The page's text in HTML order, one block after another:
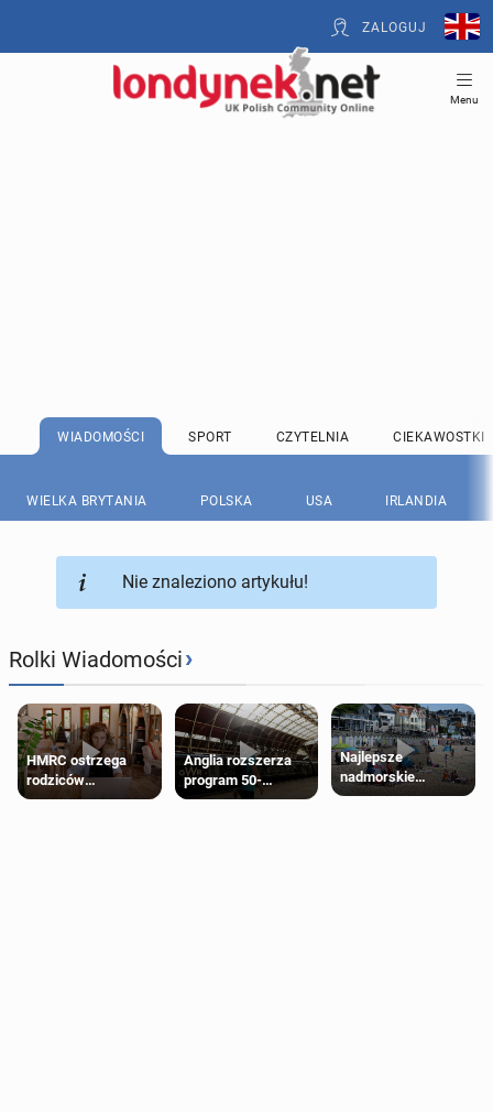
ZALOGUJ
Menu
WIADOMOŚCI SPORT CZYTELNIA CIEKAWOSTKI
WIELKA BRYTANIA POLSKA USA IRLANDIA
Nie znaleziono artykułu!
Rolki Wiadomości›
HMRC ostrzega
rodziców
pobierających Child
Anglia rozszerza
program 50-
procentowych
Najlepsze
nadmorskie
miasteczko blisko